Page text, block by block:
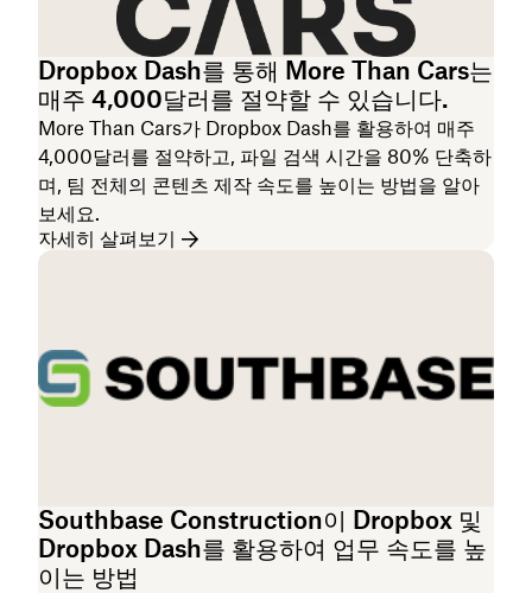
Dropbox Dash를 통해 More Than Cars는
매주 4,000달러를 절약할 수 있습니다.
More Than Cars가 Dropbox Dash를 활용하여 매주
4,000달러를 절약하고, 파일 검색 시간을 80% 단축하
며, 팀 전체의 콘텐츠 제작 속도를 높이는 방법을 알아
보세요.
자세히 살펴보기
Southbase Construction이 Dropbox 및
Dropbox Dash를 활용하여 업무 속도를 높
이는 방법